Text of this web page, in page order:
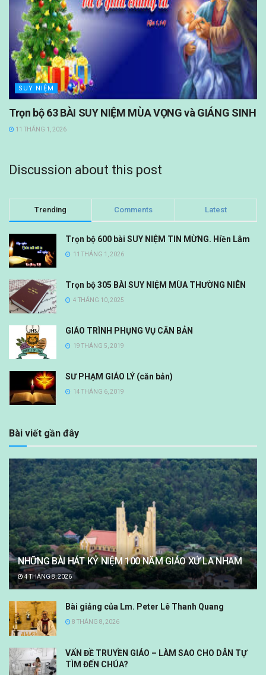
SUY NIỆM
Trọn bộ 63 BÀI SUY NIỆM MÙA VỌNG và GIÁNG SINH
11 THÁNG 1, 2026
Discussion about this post
Trending Comments Latest
Trọn bộ 600 bài SUY NIỆM TIN MỪNG. Hiền Lâm
11 THÁNG 1, 2026
Trọn bộ 305 BÀI SUY NIỆM MÙA THƯỜNG NIÊN
4 THÁNG 10, 2025
GIÁO TRÌNH PHỤNG VỤ CĂN BẢN
19 THÁNG 5, 2019
SƯ PHẠM GIÁO LÝ (căn bản)
14 THÁNG 6, 2019
Bài viết gần đây
NHỮNG BÀI HÁT KỶ NIỆM 100 NĂM GIÁO XỨ LA NHAM
4 THÁNG 8, 2026
Bài giảng của Lm. Peter Lê Thanh Quang
8 THÁNG 8, 2026
VẤN ĐỀ TRUYỀN GIÁO – LÀM SAO CHO DÂN TỰ
TÌM ĐẾN CHÚA?